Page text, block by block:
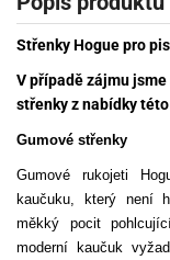
Střenky Hogue pro
V případě zájmu
střenky z nabídky
Gumové střenky
Gumové rukojeti
kaučuku, který není
měkký pocit
moderní kaučuk